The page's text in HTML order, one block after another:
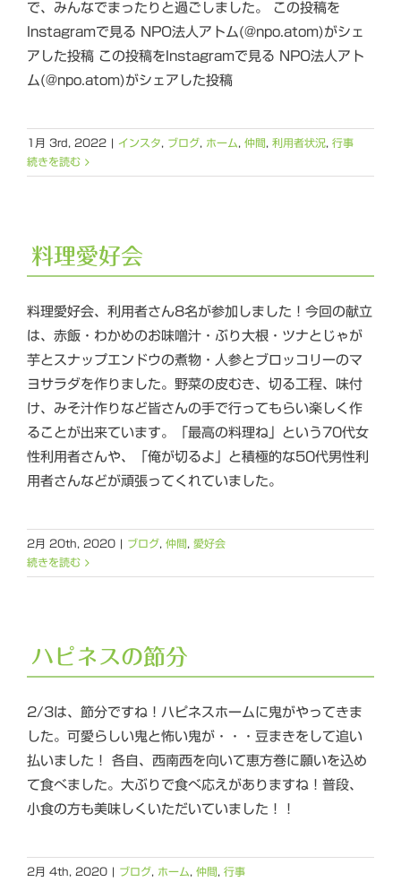
で、みんなでまったりと過ごしました。 この投稿を
Instagramで見る NPO法人アトム(@npo.atom)がシェ
アした投稿 この投稿をInstagramで見る NPO法人アト
ム(@npo.atom)がシェアした投稿
1月 3rd, 2022 | インスタ ブログ ホーム 仲間 利用者状況
行事
続きを読む
料理愛好会
料理愛好会、利用者さん8名が参加しました！今回の献立
は、赤飯・わかめのお味噌汁・ぶり大根・ツナとじゃが
芋とスナップエンドウの煮物・人参とブロッコリーのマ
ヨサラダを作りました。野菜の皮むき、切る工程、味付
け、みそ汁作りなど皆さんの手で行ってもらい楽しく作
ることが出来ています。「最高の料理ね」という70代女
性利用者さんや、「俺が切るよ」と積極的な50代男性利
用者さんなどが頑張ってくれていました。
2月 20th, 2020 | ブログ 仲間
愛好会
続きを読む
ハピネスの節分
2/3は、節分ですね！ハピネスホームに鬼がやってきま
した。可愛らしい鬼と怖い鬼が・・・豆まきをして追い
払いました！ 各自、西南西を向いて恵方巻に願いを込め
て食べました。大ぶりで食べ応えがありますね！普段、
小食の方も美味しくいただいていました！！
2月 4th, 2020 | ブログ ホーム 仲間 行事